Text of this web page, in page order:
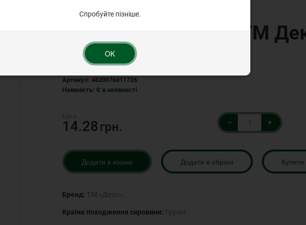
Лавровий лист 20г ТМ
Рейтинг:
Артикул:4820076011726
Наявність: Є в наявності
14.28 грн. – +
Додати в кошик Додати в обрані Купити
Бренд:
Країна походження сировини:
Спробуйте пізніше.
OK